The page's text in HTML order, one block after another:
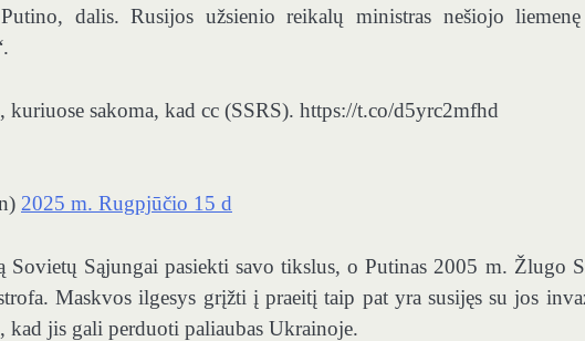
dalis. Rusijos užsienio reikalų ministras nešiojo
sakoma, kad сс (SSRS). https://t.co/d5yrc2mfhd
2025 m. Rugpjūčio 15 d
Sovietų Sąjungai pasiekti savo tikslus, o Putinas 2005 m. Žlugo
Maskvos ilgesys grįžti į praeitį taip pat yra susijęs su jos
jis gali perduoti paliaubas Ukrainoje.